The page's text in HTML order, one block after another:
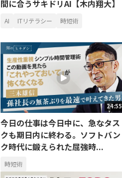
間に合うサキドリAI【木内翔大】
AI ITリテラシー 時短術
24:55
今日の仕事は今日中に、急なタス
クも期日内に終わる。ソフトバン
ク時代に鍛えられた屈強時...
時短術